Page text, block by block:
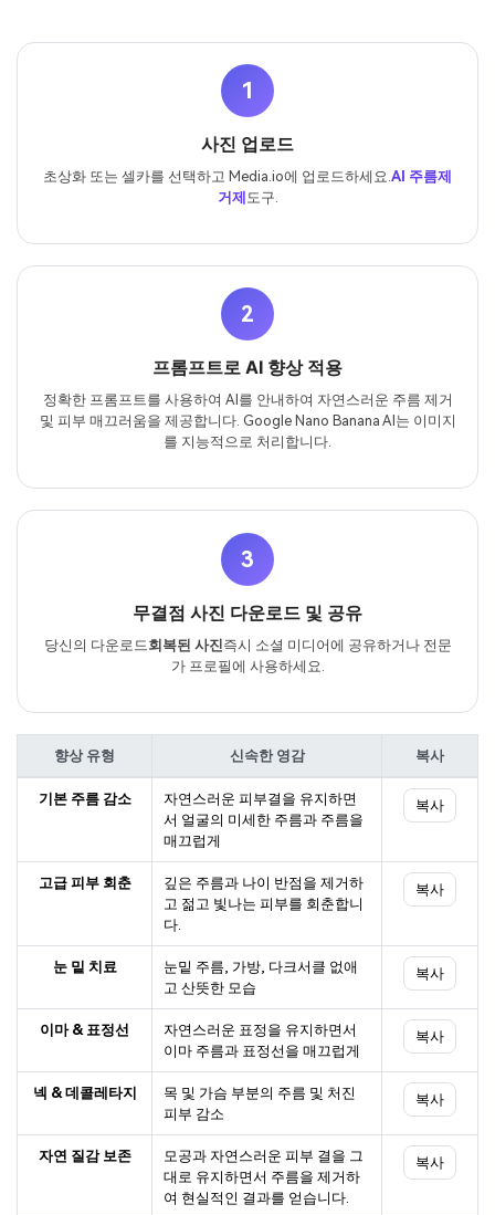
1
사진 업로드
초상화 또는 셀카를 선택하고 Media.io에 업로드하세요. AI 주름제
거제 도구.
2
프롬프트로 AI 향상 적용
정확한 프롬프트를 사용하여 AI를 안내하여 자연스러운 주름 제거
및 피부 매끄러움을 제공합니다. Google Nano Banana AI는 이미지
를 지능적으로 처리합니다.
3
무결점 사진 다운로드 및 공유
당신의 다운로드 회복된 사진즉시 소셜 미디어에 공유하거나 전문
가 프로필에 사용하세요.
향상 유형 신속한 영감 복사
기본 주름 감소
자연스러운 피부결을 유지하면
서 얼굴의 미세한 주름과 주름을
매끄럽게
복사
고급 피부 회춘
깊은 주름과 나이 반점을 제거하
고 젊고 빛나는 피부를 회춘합니
다.
복사
눈 밑 치료
눈밑 주름, 가방, 다크서클 없애
고 산뜻한 모습
복사
이마 & 표정선
자연스러운 표정을 유지하면서
이마 주름과 표정선을 매끄럽게
복사
넥 & 데콜레타지
목 및 가슴 부분의 주름 및 처진
피부 감소
복사
자연 질감 보존
모공과 자연스러운 피부 결을 그
대로 유지하면서 주름을 제거하
여 현실적인 결과를 얻습니다.
복사